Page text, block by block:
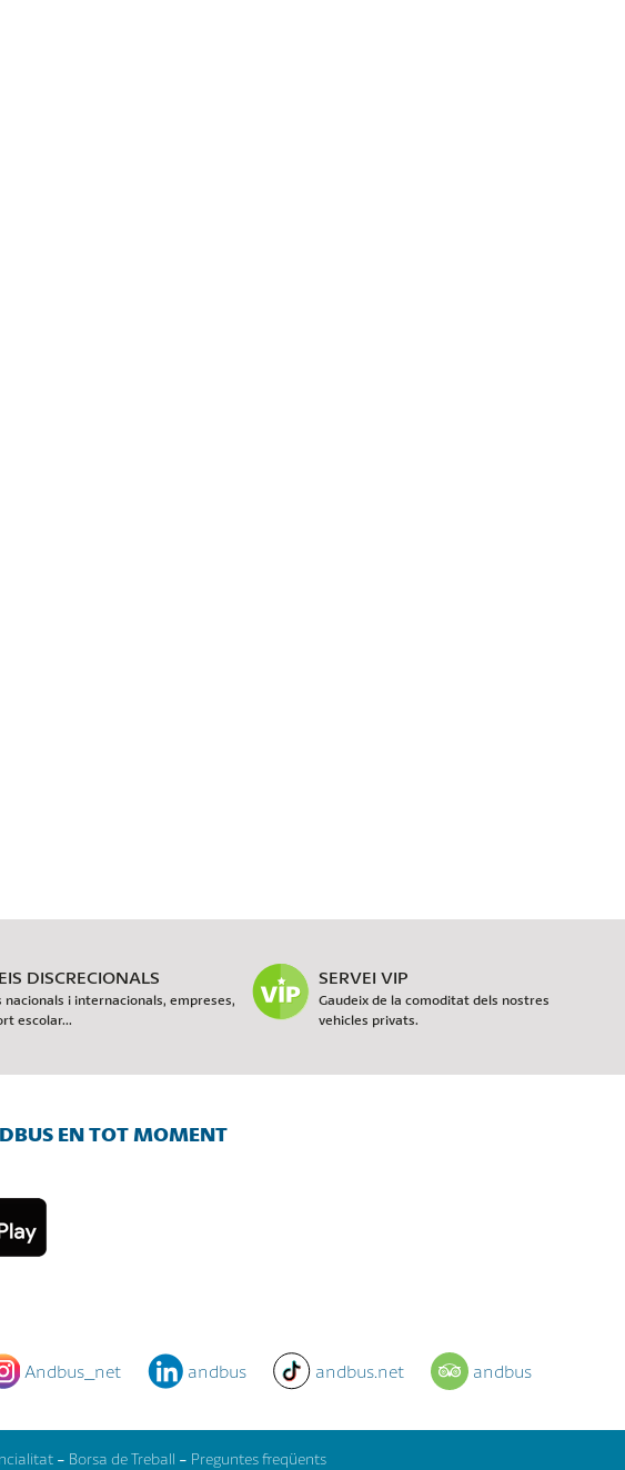
DISCRECIONALS
nacionals i internacionals, empreses,
escolar...
SERVEI VIP
Gaudeix de la comoditat dels nostres
vehicles privats.
EN TOT MOMENT
Andbus_net andbus andbus.net andbus
- Borsa de Treball - Preguntes freqüents